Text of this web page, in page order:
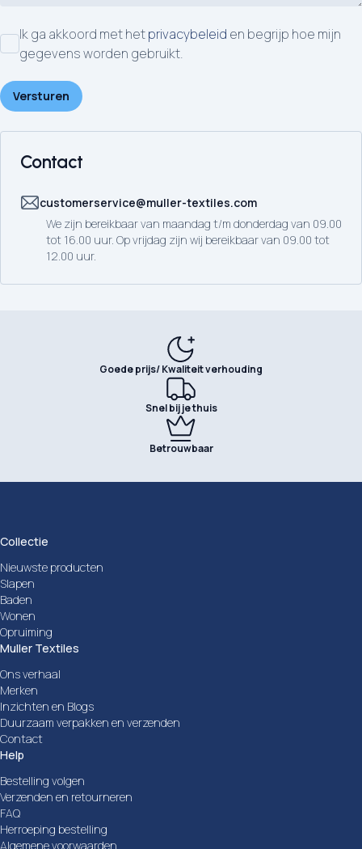
Instemming
Ik ga akkoord met hetprivacybeleid en begrijp hoe mijn
gegevens worden gebruikt.
Versturen
Contact
customerservice@muller-textiles.com
We zijn bereikbaar van maandag t/m donderdag van 09.00
tot 16.00 uur. Op vrijdag zijn wij bereikbaar van 09.00 tot
12.00 uur.
Goede prijs/ Kwaliteit verhouding
Snel bij je thuis
Betrouwbaar
Collectie
Nieuwste producten
Slapen
Baden
Wonen
Opruiming
Muller Textiles
Ons verhaal
Merken
Inzichten en Blogs
Duurzaam verpakken en verzenden
Contact
Help
Bestelling volgen
Verzenden en retourneren
FAQ
Herroeping bestelling
Algemene voorwaarden